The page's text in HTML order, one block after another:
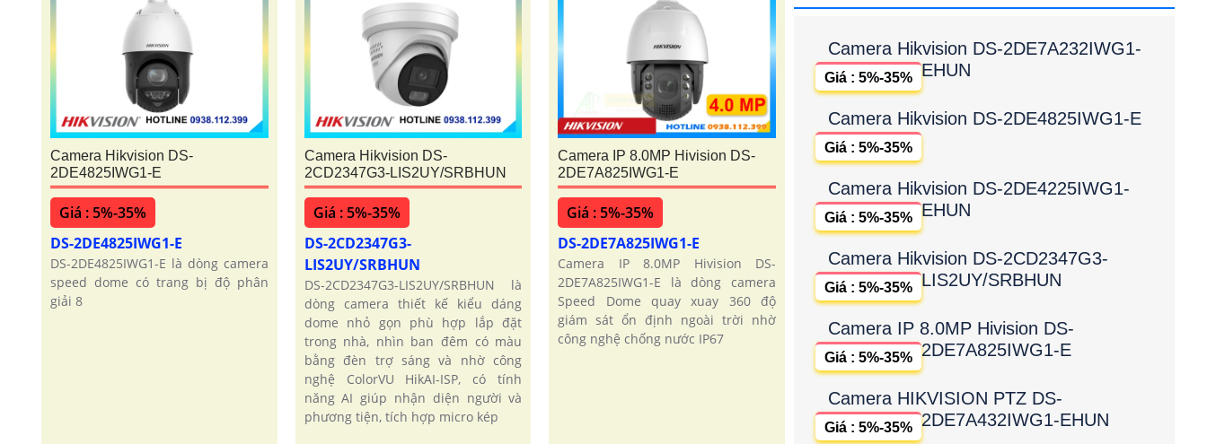
Camera Hikvision DS-
2DE4825IWG1-E
Giá : 5%-35%
DS-2DE4825IWG1-E
DS-2DE4825IWG1-E là dòng camera
speed dome có trang bị độ phân
giải 8
Camera Hikvision DS-
2CD2347G3-LIS2UY/SRBHUN
Giá : 5%-35%
DS-2CD2347G3-
LIS2UY/SRBHUN
DS-2CD2347G3-LIS2UY/SRBHUN là
dòng camera thiết kế kiểu dáng
dome nhỏ gọn phù hợp lắp đặt
trong nhà, nhìn ban đêm có màu
bằng đèn trợ sáng và nhờ công
nghệ ColorVU HikAI-ISP, có tính
năng AI giúp nhận diện người và
phương tiện, tích hợp micro kép
Camera IP 8.0MP Hivision DS-
2DE7A825IWG1-E
Giá : 5%-35%
DS-2DE7A825IWG1-E
Camera IP 8.0MP Hivision DS-
2DE7A825IWG1-E là dòng camera
Speed Dome quay xuay 360 độ
giám sát ổn định ngoài trời nhờ
công nghệ chống nước IP67
Camera Hikvision DS-2DE7A232IWG1-
EHUN
Giá : 5%-35%
Camera Hikvision DS-2DE4825IWG1-E
Giá : 5%-35%
Camera Hikvision DS-2DE4225IWG1-
EHUN
Giá : 5%-35%
Camera Hikvision DS-2CD2347G3-
LIS2UY/SRBHUN
Giá : 5%-35%
Camera IP 8.0MP Hivision DS-
2DE7A825IWG1-E
Giá : 5%-35%
Camera HIKVISION PTZ DS-
2DE7A432IWG1-EHUN
Giá : 5%-35%